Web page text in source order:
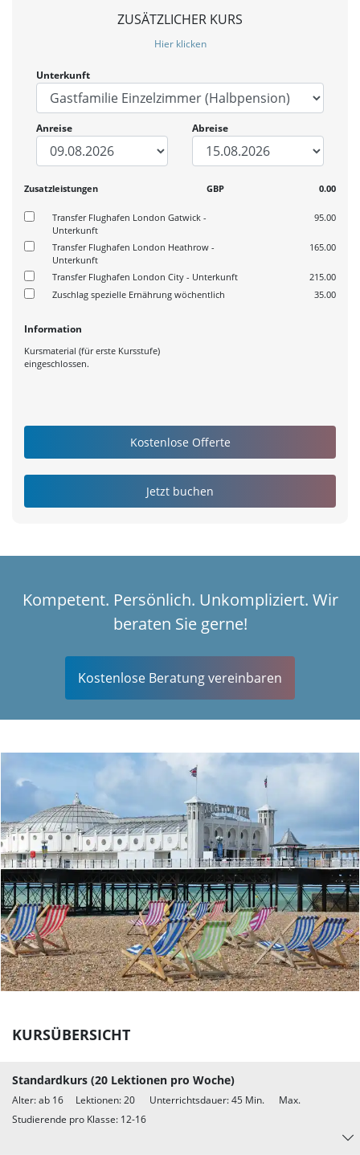
ZUSÄTZLICHER KURS
Hier klicken
Unterkunft
Anreise Abreise
Zusatzleistungen GBP 0.00
Transfer Flughafen London Gatwick -
Unterkunft
95.00
Transfer Flughafen London Heathrow -
Unterkunft
165.00
Transfer Flughafen London City - Unterkunft
215.00
Zuschlag spezielle Ernährung wöchentlich
35.00
Information
Kursmaterial (für erste Kursstufe)
eingeschlossen.
Kompetent. Persönlich. Unkompliziert. Wir
beraten Sie gerne!
Kostenlose Beratung vereinbaren
KURSÜBERSICHT
Standardkurs (20 Lektionen pro Woche)
Alter: ab 16 Lektionen: 20 Unterrichtsdauer: 45 Min. Max.
Studierende pro Klasse: 12-16